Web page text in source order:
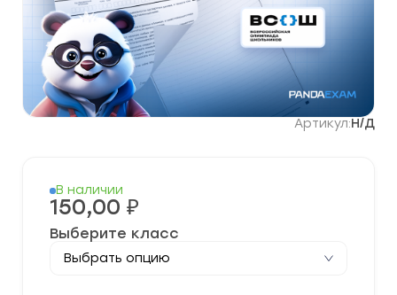
Артикул:Н/Д
В наличии
150,00 ₽
Выберите класс